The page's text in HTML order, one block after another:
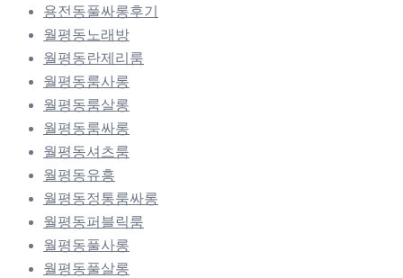
용전동풀싸롱후기
월평동노래방
월평동란제리룸
월평동룸사롱
월평동룸살롱
월평동룸싸롱
월평동셔츠룸
월평동유흥
월평동정통룸싸롱
월평동퍼블릭룸
월평동풀사롱
월평동풀살롱